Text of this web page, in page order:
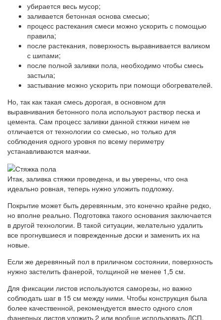
убирается весь мусор;
заливается бетонная основа смесью;
процесс растекания смеси можно ускорить с помощью
правила;
после растекания, поверхность выравнивается валиком
с шипами;
после полной заливки пола, необходимо чтобы смесь
застыла;
застывание можно ускорить при помощи обогревателей.
Но, так как такая смесь дорогая, в основном для
выравнивания бетонного пола используют раствор песка и
цемента. Сам процесс заливки данной стяжки ничем не
отличается от технологии со смесью, но только для
соблюдения одного уровня по всему периметру
устанавливаются маячки.
Итак, заливка стяжки проведена, и вы уверены, что она
идеально ровная, теперь нужно уложить подложку.
Покрытие может быть деревянным, это конечно крайне редко,
но вполне реально. Подготовка такого основания заключается
в другой технологии. В такой ситуации, желательно удалить
все прогнувшиеся и поврежденные доски и заменить их на
новые.
Если же деревянный пол в приличном состоянии, поверхность
нужно застелить фанерой, толщиной не менее 1,5 см.
Для фиксации листов используются саморезы, но важно
соблюдать шаг в 15 см между ними. Чтобы конструкция была
более качественной, рекомендуется вместо одного слоя
фанерных листов уложить 2 или вообще использовать ДСП.